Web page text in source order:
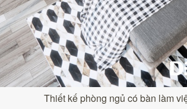
Thiết kế phòng ngủ có bàn làm